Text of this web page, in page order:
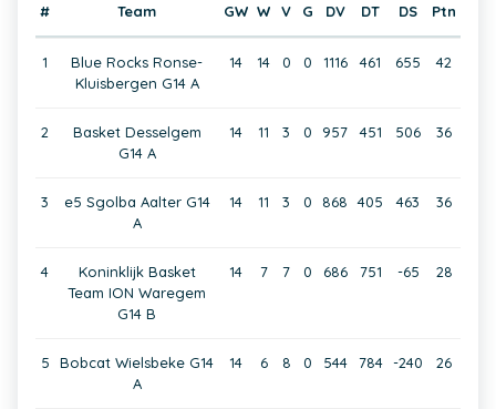
# Team GW W V G DV DT DS Ptn
1
Blue Rocks Ronse-
Kluisbergen G14 A
14 14 0 0 1116 461 655 42
2
Basket Desselgem
G14 A
14 11 3 0 957 451 506 36
3
e5 Sgolba Aalter G14
A
14 11 3 0 868 405 463 36
4
Koninklijk Basket
Team ION Waregem
G14 B
14 7 7 0 686 751 -65 28
5
Bobcat Wielsbeke G14
A
14 6 8 0 544 784 -240 26